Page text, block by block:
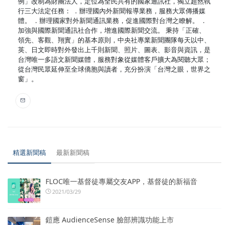
行三大法定任務： ．辦理國內外新聞報導業務，服務大眾傳播媒
體。 ．辦理國家對外新聞通訊業務，促進國際對台灣之瞭解。 ．
加強與國際新聞通訊社合作，增進國際新聞交流。 秉持「正確、
領先、客觀、翔實」的基本原則，中央社專業新聞團隊每天以中、
英、日文即時對外發出上千則新聞、照片、圖表、影音與資訊，是
台灣唯一多語文新聞媒體，服務對象從媒體客戶擴大為閱聽大眾；
從台灣民眾延伸至全球僑胞與讀者，充分扮演「台灣之眼，世界之
窗」。
精選新聞稿 最新新聞稿
FLOC唯一基督徒專屬交友APP，基督徒的新福音
2021/03/29
鎧應 AudienceSense 臉部辨識功能上市